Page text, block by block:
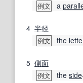
例文 a
4 半径
例文 the
5 側面
例文 the side